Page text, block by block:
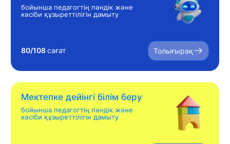
бойынша педагогтің пәндік және
кәсіби құзыреттілігін дамыту
80/108сағат Толығырақ
Мектепке дейінгі білім беру
бойынша педагогтің пәндік және
кәсіби құзыреттілігін дамыту